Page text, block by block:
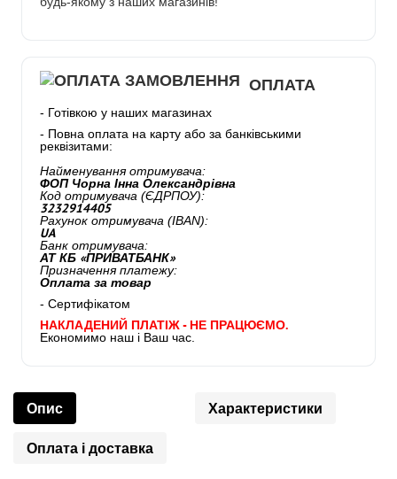
ОПЛАТА
- Готівкою у наших магазинах
- Повна оплата на карту або за банківськими
реквізитами:
Найменування отримувача:
ФОП Чорна Інна Олександрівна
Код отримувача (ЄДРПОУ):
3232914405
Рахунок отримувача (IBAN):
UA
Банк отримувача:
АТ КБ «ПРИВАТБАНК»
Призначення платежу:
Оплата за товар
- Сертифікатом
НАКЛАДЕНИЙ ПЛАТІЖ - НЕ ПРАЦЮЄМО.
Економимо наш і Ваш час.
Опис Характеристики
Оплата і доставка